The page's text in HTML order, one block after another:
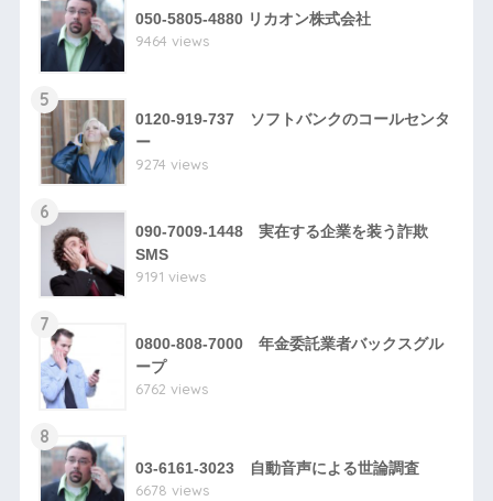
050-5805-4880 リカオン株式会社
9464 views
5
0120-919-737 ソフトバンクのコールセンタ
ー
9274 views
6
090-7009-1448 実在する企業を装う詐欺
SMS
9191 views
7
0800-808-7000 年金委託業者バックスグル
ープ
6762 views
8
03-6161-3023 自動音声による世論調査
6678 views